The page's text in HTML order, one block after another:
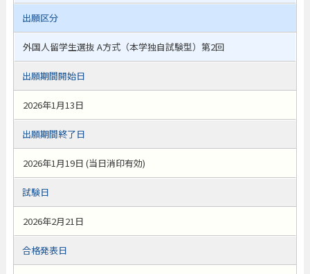
出願区分
外国人留学生選抜 A方式（本学独自試験型）第2回
出願期間開始日
2026年1月13日
出願期間終了日
2026年1月19日 (当日消印有効)
試験日
2026年2月21日
合格発表日